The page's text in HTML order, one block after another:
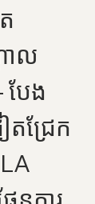
ាល
ែង
ជ្រែក